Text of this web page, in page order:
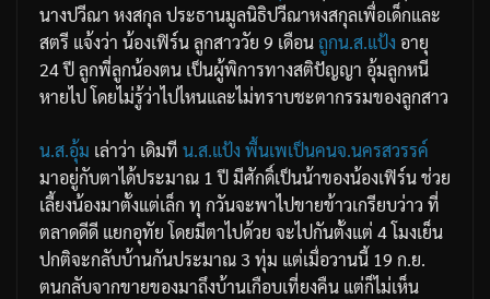
นางปวีณา หงสกุล ประธานมูลนิธิปวีณาหงสกุลเพื่อเด็กและ
สตรี แจ้งว่า น้องเฟิร์น ลูกสาววัย 9 เดือนถูกน.ส.แป้ง อายุ
24 ปี ลูกพี่ลูกน้องตน เป็นผู้พิการทางสติปัญญา อุ้มลูกหนี
หายไป โดยไม่รู้ว่าไปไหนและไม่ทราบชะตากรรมของลูกสาว
น.ส.อุ้ม เล่าว่า เดิมที น.ส.แป้ง พื้นเพเป็นคนจ.นครสวรรค์
มาอยู่กับตาได้ประมาณ 1 ปี มีศักดิ์เป็นน้าของน้องเฟิร์น ช่วย
เลี้ยงน้องมาตั้งแต่เล็ก ทุ กวันจะพาไปขายข้าวเกรียบว่าว ที่
ตลาดดีดี แยกอุทัย โดยมีตาไปด้วย จะไปกันตั้งแต่ 4 โมงเย็น
ปกติจะกลับบ้านกันประมาณ 3 ทุ่ม แต่เมื่อวานนี้ 19 ก.ย.
ตนกลับจากขายของมาถึงบ้านเกือบเที่ยงคืน แต่ก็ไม่เห็น